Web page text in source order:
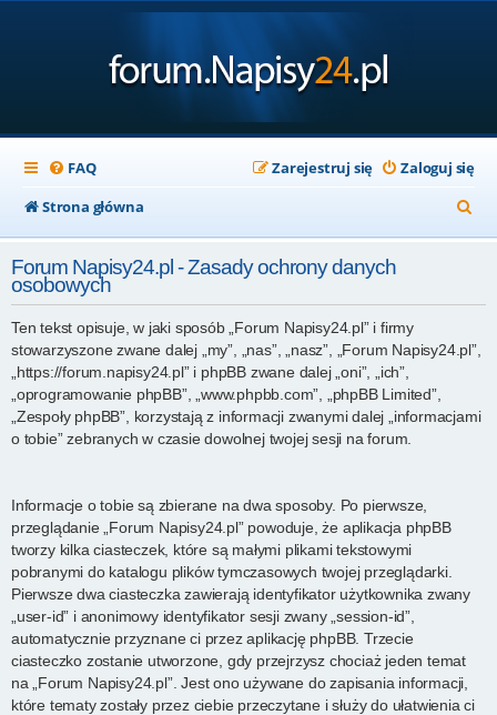
FAQ Zaloguj się
Zarejestruj się
Strona główna
z
k
Forum Napisy24.pl - Zasady ochrony danych
osobowych
Ten tekst opisuje, w jaki sposób „Forum Napisy24.pl” i firmy
stowarzyszone zwane dalej „my”, „nas”, „nasz”, „Forum Napisy24.pl”,
„https://forum.napisy24.pl” i phpBB zwane dalej „oni”, „ich”,
„oprogramowanie phpBB”, „www.phpbb.com”, „phpBB Limited”,
„Zespoły phpBB”, korzystają z informacji zwanymi dalej „informacjami
o tobie” zebranych w czasie dowolnej twojej sesji na forum.
Informacje o tobie są zbierane na dwa sposoby. Po pierwsze,
przeglądanie „Forum Napisy24.pl” powoduje, że aplikacja phpBB
tworzy kilka ciasteczek, które są małymi plikami tekstowymi
pobranymi do katalogu plików tymczasowych twojej przeglądarki.
Pierwsze dwa ciasteczka zawierają identyfikator użytkownika zwany
„user-id” i anonimowy identyfikator sesji zwany „session-id”,
automatycznie przyznane ci przez aplikację phpBB. Trzecie
ciasteczko zostanie utworzone, gdy przejrzysz chociaż jeden temat
na „Forum Napisy24.pl”. Jest ono używane do zapisania informacji,
które tematy zostały przez ciebie przeczytane i służy do ułatwienia ci